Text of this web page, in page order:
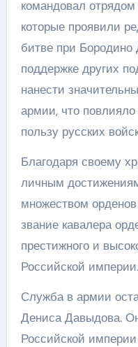
командовал
которые проявили
битве при Бородино
поддержке других
нанести
армии, что
пользу русских
Благодаря своему
личным
множеством
звание кавалера
престижного и
Российской империи.
Служба в армии
Дениса Давыдова.
Российской